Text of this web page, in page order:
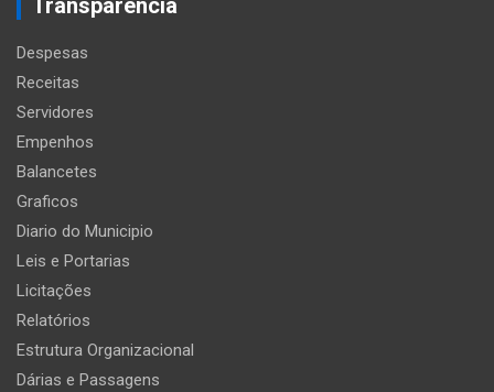
Transparência
Despesas
Receitas
Servidores
Empenhos
Balancetes
Graficos
Diario do Municipio
Leis e Portarias
Licitações
Relatórios
Estrutura Organizacional
Dárias e Passagens